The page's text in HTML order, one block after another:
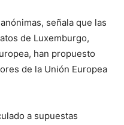
señala que las
de Luxemburgo,
han propuesto
de la Unión Europea
a supuestas